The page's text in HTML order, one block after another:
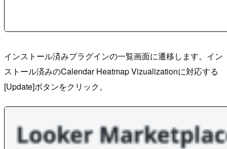
インストール済みプラグインの一覧画面に遷移します。イン
ストール済みのCalendar Heatmap Vizualizationに対応する
[Update]ボタンをクリック。